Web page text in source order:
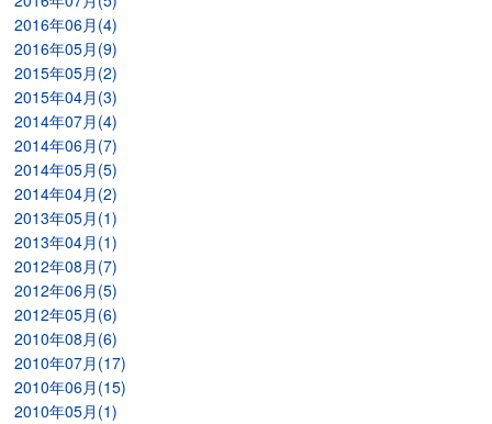
2016年06月(4)
2016年05月(9)
2015年05月(2)
2015年04月(3)
2014年07月(4)
2014年06月(7)
2014年05月(5)
2014年04月(2)
2013年05月(1)
2013年04月(1)
2012年08月(7)
2012年06月(5)
2012年05月(6)
2010年08月(6)
2010年07月(17)
2010年06月(15)
2010年05月(1)